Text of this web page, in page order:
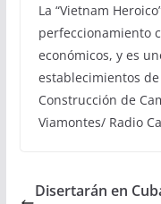
La “Vietnam
perfeccionamiento
económicos, y es
establecimientos
Construcción de
Viamontes/ Radio
Disertarán en